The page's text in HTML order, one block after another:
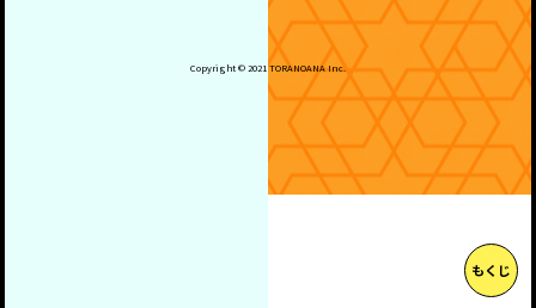
もくじ
Copyright ©️ 2021 TORANOANA Inc.